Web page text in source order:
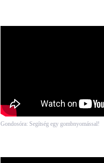
Gondosóra: Segítség egy gombnyomással!